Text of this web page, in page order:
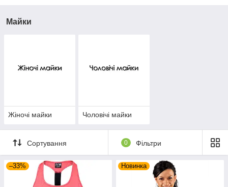
Майки
Жіночі майки Чоловічі майки
Сортування 0 Фільтри
–33% Новинка